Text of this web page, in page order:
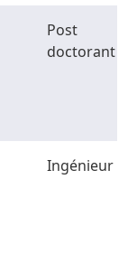
Post
doctorant
Ingénieur